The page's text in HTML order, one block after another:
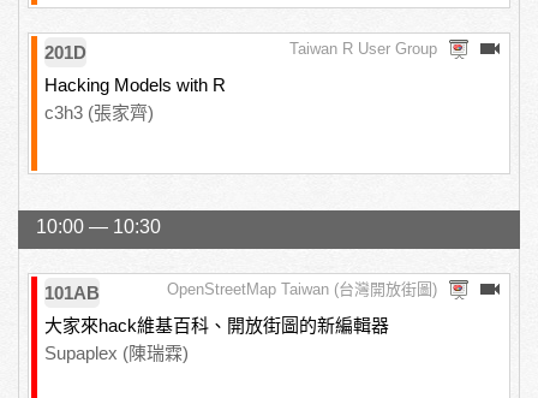
201D Taiwan R User Group
Hacking Models with R
c3h3 (張家齊)
10:00 — 10:30
101AB OpenStreetMap Taiwan (台灣開放街圖)
大家來hack維基百科、開放街圖的新編輯器
Supaplex (陳瑞霖)